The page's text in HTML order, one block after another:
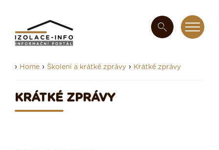
› Home › Školení a krátké zprávy › Krátké zprávy
KRÁTKÉ ZPRÁVY